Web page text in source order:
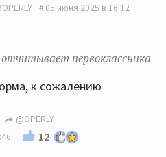
05 июня 2025 в 16:12
первоклассника
к сожалению
@OPERLY
12